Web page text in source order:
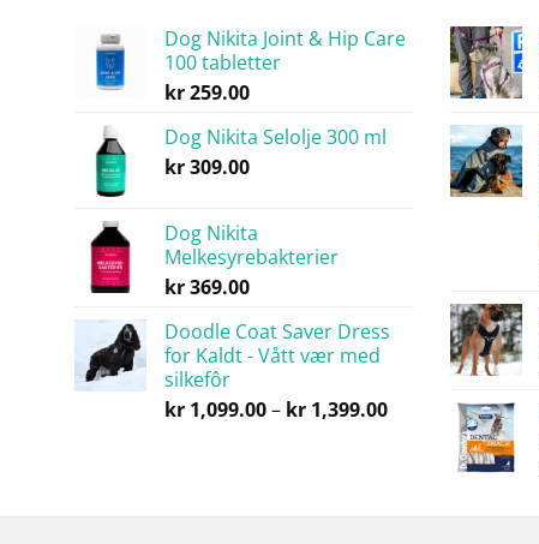
Dog Nikita Joint & Hip Care
100 tabletter
kr259.00
Dog Nikita Selolje 300 ml
kr309.00
Dog Nikita
Melkesyrebakterier
kr369.00
Doodle Coat Saver Dress
for Kaldt - Vått vær med
silkefôr
kr 1,099.00– kr 1,399.00Prisområde:
kr 1,099.00